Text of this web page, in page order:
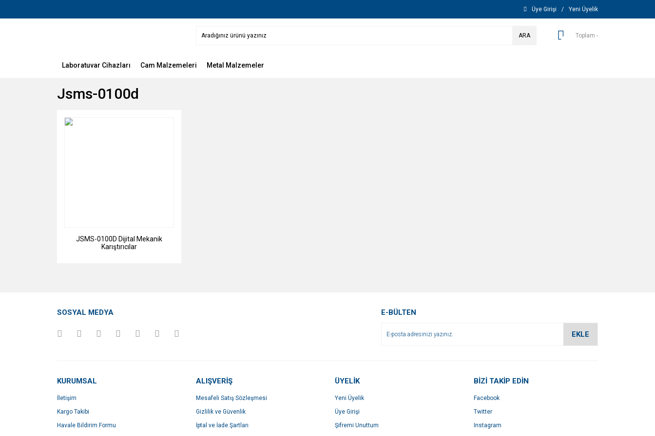
Üye Girişi / Yeni Üyelik
ARA Toplam -
Laboratuvar Cihazları Cam Malzemeleri Metal Malzemeler
Jsms-0100d
JSMS-0100D Dijital Mekanik
Karıştırıcılar
SOSYAL MEDYA E-BÜLTEN
EKLE
KURUMSAL
İletişim
Kargo Takibi
Havale Bildirim Formu
ALIŞVERİŞ
Mesafeli Satış Sözleşmesi
Gizlilik ve Güvenlik
İptal ve İade Şartları
ÜYELİK
Yeni Üyelik
Üye Girişi
Şifremi Unuttum
BİZİ TAKİP EDİN
Facebook
Twitter
Instagram